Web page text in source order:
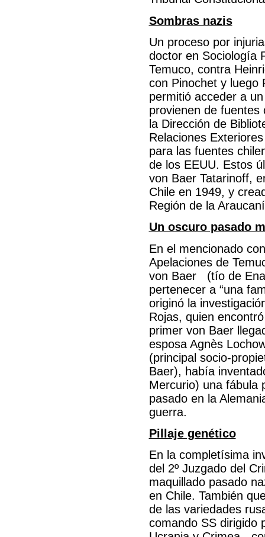
Sombras nazis
Un proceso por
doctor en Sociología
Temuco, contra
con Pinochet y luego
permitió acceder a
provienen de fuentes
la Dirección de
Relaciones
para las fuentes
de los EEUU. Estos
von Baer Tatarinoff,
Chile en 1949, y
Región de la
Un oscuro pasado
En el mencionado
Apelaciones de
von Baer (tío de
pertenecer a “una
originó la
Rojas, quien
primer von Baer
esposa Agnès
(principal socio-
Baer), había
Mercurio) una fábula
pasado en la
guerra.
Pillaje genético
En la completísima
del 2º Juzgado del
maquillado pasado
en Chile. También
de las variedades
comando SS dirigido